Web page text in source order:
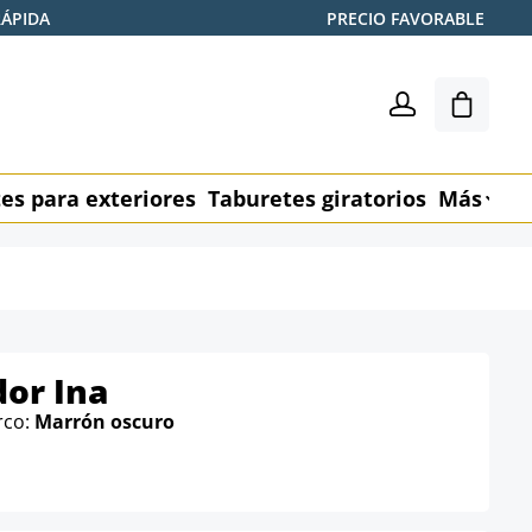
PRECIO FAVORABLE
El
para exteriores Taburetes giratorios Más
Ina
Marrón oscuro